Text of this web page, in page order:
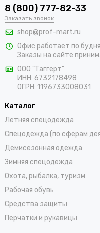
В интернет-магазине
одежду для персонала. Мы
розничными покупателями.
жилеты, сезонные
униформы в ярких
которые оформляются на
Петрозаводску и
8 (800) 777-82-33
Заказать звонок
shop@prof-mart.ru
Офис работает по
Заказы на сайте
ООО "Таггерт"
ИНН: 6732178498
ОГРН: 1196733008031
Каталог
Летняя спецодежда
Спецодежда (по сферам
Демисезонная одежда
Зимняя спецодежда
Охота, рыбалка, туризм
Рабочая обувь
Средства защиты
Перчатки и рукавицы